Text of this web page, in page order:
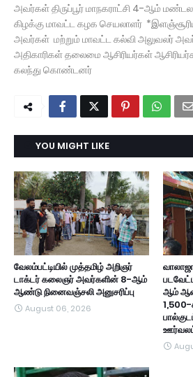
அவர்கள் திருப்பூர் மாநகராட்சி 4-ஆம் மண்டல
கிழக்கு மாவட்ட கழக செயலாளர்
அவர்கள் மற்றும் மாவட்ட கல்வி அலுவலர்
அதிகாரிகள் தலைமை ஆசிரியர்கள்
கலந்து கொண்டனர்
YOU MIGHT LIKE
வேலம்பட்டியில் முத்தமிழ் அறிஞர்
டாக்டர் கலைஞர் அவர்களின் 8-ஆம்
ஆண்டு நினைவஞ்சலி அனுசரிப்பு
August 06, 2026
ஆம்